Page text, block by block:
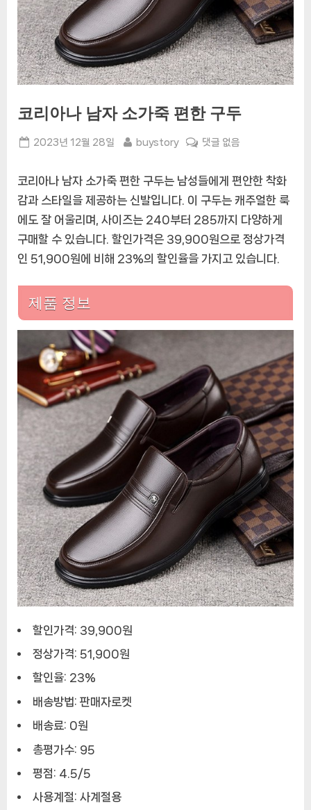
코리아나 남자 소가죽 편한 구두
Posted
2023년 12월 28일 By
buystory
코
나
남
자
소
가
편
두
댓글 없음
코리아나 남자 소가죽 편한 구두는 남성들에게 편안한 착화
감과 스타일을 제공하는 신발입니다. 이 구두는 캐주얼한 룩
에도 잘 어울리며, 사이즈는 240부터 285까지 다양하게
구매할 수 있습니다. 할인가격은 39,900원으로 정상가격
인 51,900원에 비해 23%의 할인율을 가지고 있습니다.
제품 정보
할인가격: 39,900원
정상가격: 51,900원
할인율: 23%
배송방법: 판매자로켓
배송료: 0원
총평가수: 95
평점: 4.5/5
사용계절: 사계절용